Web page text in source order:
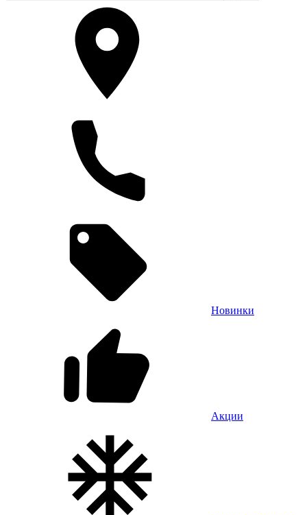
Новинки
Акции